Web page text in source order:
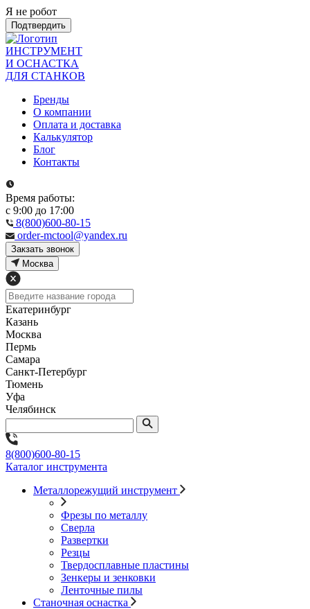
Я не робот
Подтвердить
ИНСТРУМЕНТ
И ОСНАСТКА
ДЛЯ СТАНКОВ
Бренды
О компании
Оплата и доставка
Калькулятор
Блог
Контакты
Время работы:
с 9:00 до 17:00
8(800)600-80-15
order-mctool@yandex.ru
Закзать звонок
Москва
Екатеринбург
Казань
Москва
Пермь
Самара
Санкт-Петербург
Тюмень
Уфа
Челябинск
8(800)600-80-15
Каталог инструмента
Металлорежущий инструмент
Фрезы по металлу
Сверла
Развертки
Резцы
Твердосплавные пластины
Зенкеры и зенковки
Ленточные пилы
Станочная оснастка